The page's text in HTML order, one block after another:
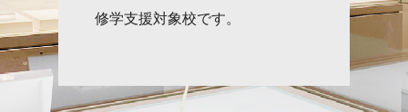
修学支援対象校です。